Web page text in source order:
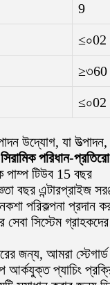
9
≤০02
≥৩60
≤০02
উদ্যোগ, যা
সিরামিক পরিধান-
পাম্প টিউব 15 বছর
বছর এন্টারপ্রাইজ
পরিকল্পনা প্রদান
সিস্টেম
জন্য, আমরা স্টেগার্ড
আর্কযুক্ত প্যাচিং